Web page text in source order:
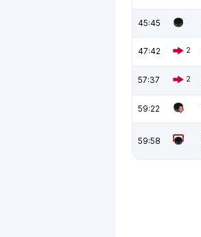
45:45
47:42 2
57:37 2
59:22
59:58